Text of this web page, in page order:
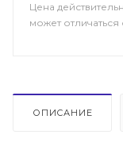
Цена
может
ОПИСАНИЕ